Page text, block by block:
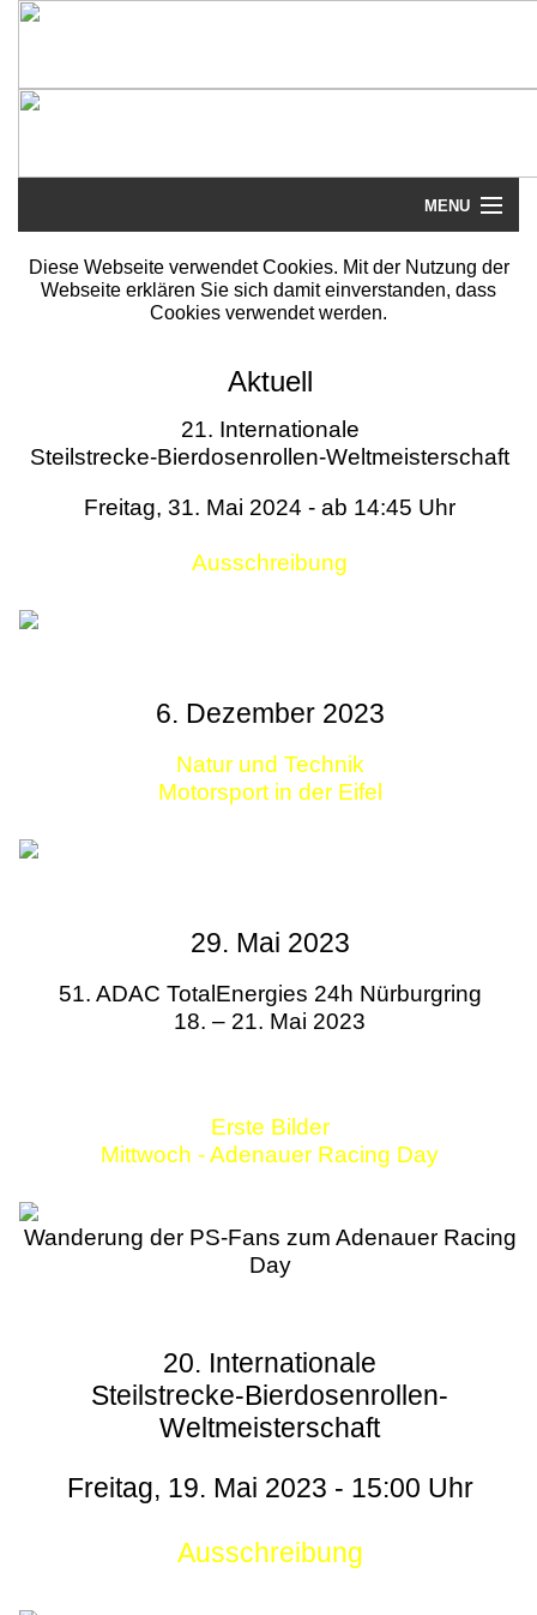
MENU
Startseite
Literatur
Termine
Diese Webseite verwendet Cookies. Mit der Nutzung der
Webseite erklären Sie sich damit einverstanden, dass
Cookies verwendet werden.
Aktuell
21. Internationale
Steilstrecke-Bierdosenrollen-Weltmeisterschaft
Freitag, 31. Mai 2024 - ab 14:45 Uhr
Ausschreibung
6. Dezember 2023
Natur und Technik
Motorsport in der Eifel
29. Mai 2023
51. ADAC TotalEnergies 24h Nürburgring
18. – 21. Mai 2023
Erste Bilder
Mittwoch - Adenauer Racing Day
Wanderung der PS-Fans zum Adenauer Racing
Day
20. Internationale
Steilstrecke-Bierdosenrollen-
Weltmeisterschaft
Freitag, 19. Mai 2023 - 15:00 Uhr
Ausschreibung